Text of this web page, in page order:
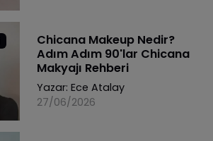
Chicana Makeup Nedir?
Adım Adım 90'lar Chicana
Makyajı Rehberi
Yazar: Ece Atalay
27/06/2026